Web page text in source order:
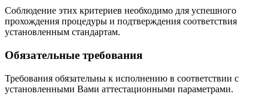
Соблюдение этих критериев необходимо для успешного
прохождения процедуры и подтверждения соответствия
установленным стандартам.
Обязательные требования
Требования обязательны к исполнению в соответствии с
установленными Вами аттестационными параметрами.